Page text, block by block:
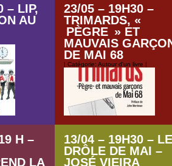
– LIP,
AU
pouvoir. Ce
Christian
l’histoire
23/05 – 19H30 –
TRIMARDS, «
PÈGRE » ET
MAUVAIS
DE MAI 68
| Catégorie: Autour d'un livre |
H –
LA
13/04 – 19H30 – LE
DRÔLE DE MAI –
JOSÉ VIEIRA